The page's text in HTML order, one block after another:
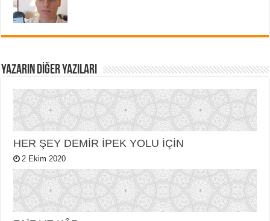
YAZARIN DIĞER YAZILARI
HER ŞEY DEMİR İPEK YOLU İÇİN
2 Ekim 2020